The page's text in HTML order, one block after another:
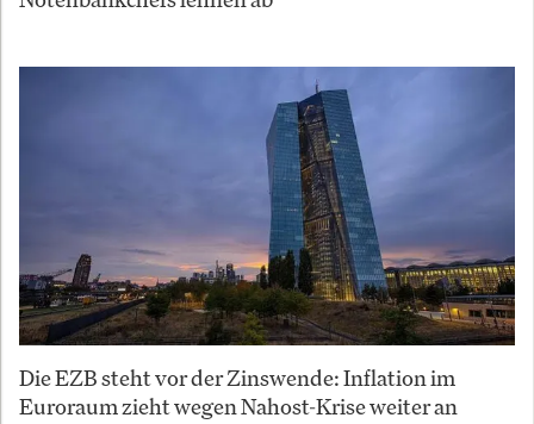
Die EZB steht vor der Zinswende: Inflation im
Euroraum zieht wegen Nahost-Krise weiter an